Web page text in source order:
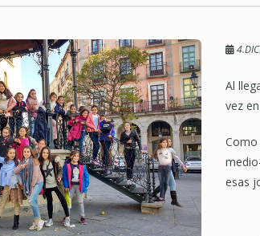
Al
vez
Como
esas